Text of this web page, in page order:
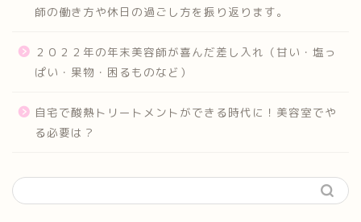
師の働き方や休日の過ごし方を振り返ります。
２０２２年の年末美容師が喜んだ差し入れ（甘い・塩っ
ぱい・果物・困るものなど）
自宅で酸熱トリートメントができる時代に！美容室でや
る必要は？